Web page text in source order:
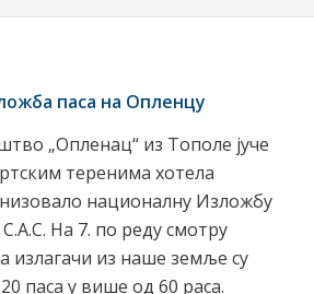
паса на Опленцу
„Опленац“ из Тополе јуче
теренима хотела
националну Изложбу
С.А.С. На 7. по реду смотру
излагачи из наше земље су
паса у више од 60 раса.